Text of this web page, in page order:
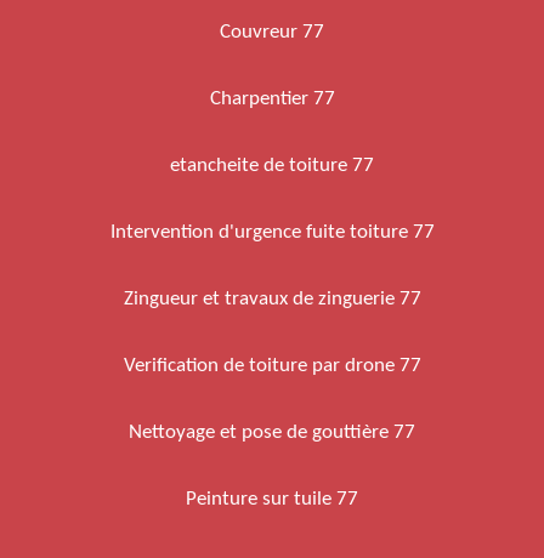
Couvreur 77
Charpentier 77
etancheite de toiture 77
Intervention d'urgence fuite toiture 77
Zingueur et travaux de zinguerie 77
Verification de toiture par drone 77
Nettoyage et pose de gouttière 77
Peinture sur tuile 77